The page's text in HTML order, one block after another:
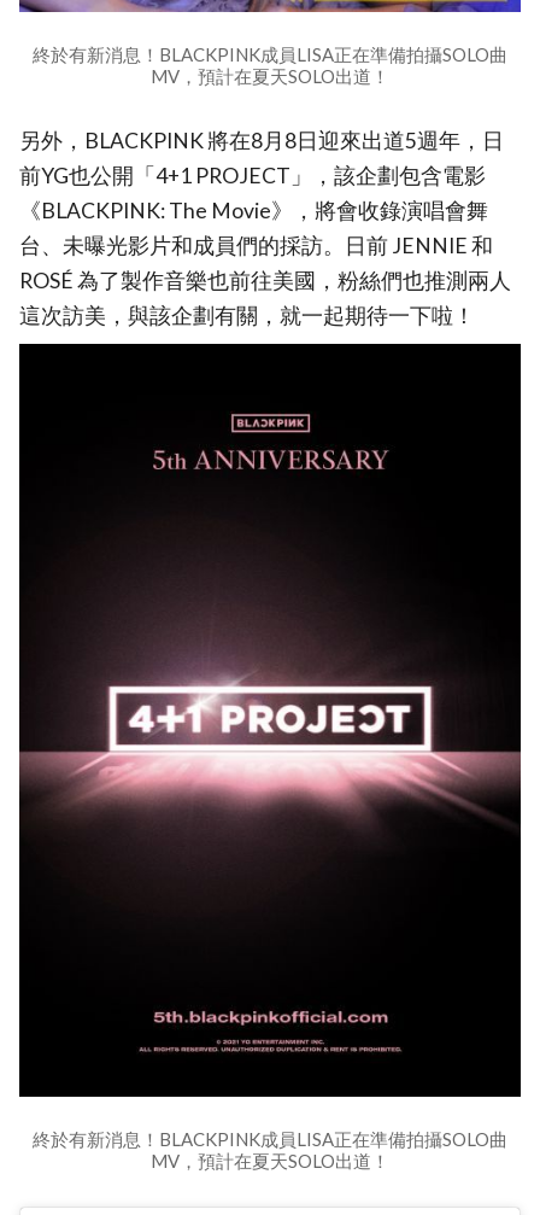
終於有新消息！BLACKPINK成員LISA正在準備拍攝SOLO曲
MV，預計在夏天SOLO出道！
另外，BLACKPINK 將在8月8日迎來出道5週年，日
前YG也公開「4+1 PROJECT」，該企劃包含電影
《BLACKPINK: The Movie》，將會收錄演唱會舞
台、未曝光影片和成員們的採訪。日前 JENNIE 和
ROSÉ 為了製作音樂也前往美國，粉絲們也推測兩人
這次訪美，與該企劃有關，就一起期待一下啦！
終於有新消息！BLACKPINK成員LISA正在準備拍攝SOLO曲
MV，預計在夏天SOLO出道！